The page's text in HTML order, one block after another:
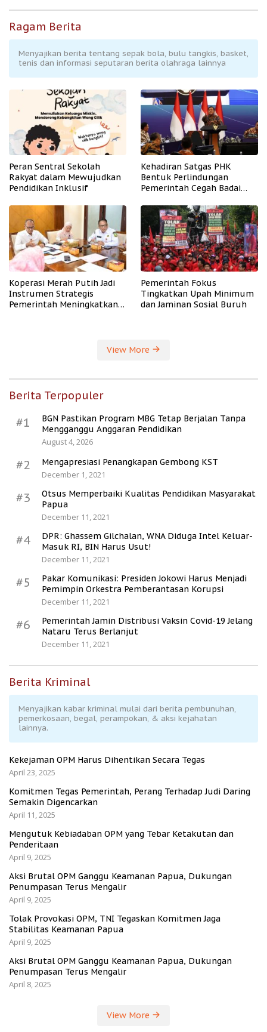
Ragam Berita
Menyajikan berita tentang sepak bola, bulu tangkis, basket,
tenis dan informasi seputaran berita olahraga lainnya
Peran Sentral Sekolah
Rakyat dalam Mewujudkan
Pendidikan Inklusif
Kehadiran Satgas PHK
Bentuk Perlindungan
Pemerintah Cegah Badai
Koperasi Merah Putih Jadi
Instrumen Strategis
Pemerintah Meningkatkan
Pemerintah Fokus
Tingkatkan Upah Minimum
dan Jaminan Sosial Buruh
View More
Berita Terpopuler
#1
BGN Pastikan Program MBG Tetap Berjalan Tanpa
Mengganggu Anggaran Pendidikan
August 4, 2026
#2
Mengapresiasi Penangkapan Gembong KST
December 1, 2021
#3
Otsus Memperbaiki Kualitas Pendidikan Masyarakat
Papua
December 11, 2021
#4
DPR: Ghassem Gilchalan, WNA Diduga Intel Keluar-
Masuk RI, BIN Harus Usut!
December 11, 2021
#5
Pakar Komunikasi: Presiden Jokowi Harus Menjadi
Pemimpin Orkestra Pemberantasan Korupsi
December 11, 2021
#6
Pemerintah Jamin Distribusi Vaksin Covid-19 Jelang
Nataru Terus Berlanjut
December 11, 2021
Berita Kriminal
Menyajikan kabar kriminal mulai dari berita pembunuhan,
pemerkosaan, begal, perampokan, & aksi kejahatan
lainnya.
Kekejaman OPM Harus Dihentikan Secara Tegas
April 23, 2025
Komitmen Tegas Pemerintah, Perang Terhadap Judi Daring
Semakin Digencarkan
April 11, 2025
Mengutuk Kebiadaban OPM yang Tebar Ketakutan dan
Penderitaan
April 9, 2025
Aksi Brutal OPM Ganggu Keamanan Papua, Dukungan
Penumpasan Terus Mengalir
April 9, 2025
Tolak Provokasi OPM, TNI Tegaskan Komitmen Jaga
Stabilitas Keamanan Papua
April 9, 2025
Aksi Brutal OPM Ganggu Keamanan Papua, Dukungan
Penumpasan Terus Mengalir
April 8, 2025
View More